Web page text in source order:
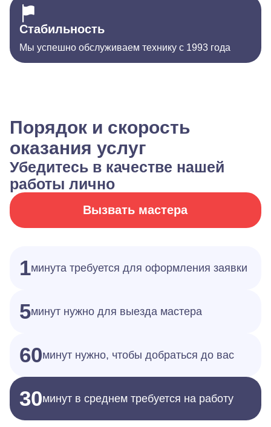
Стабильность
Мы успешно обслуживаем технику с 1993 года
Порядок и скорость
оказания услуг
Убедитесь в качестве нашей
работы лично
Вызвать мастера
1минута требуется для оформления заявки
5минут нужно для выезда мастера
60минут нужно, чтобы добраться до вас
30минут в среднем требуется на работу